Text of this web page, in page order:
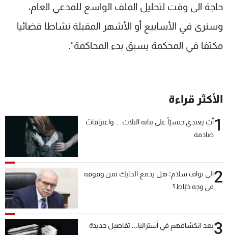
حاجة الى وقت لتحليل الملف الواسع للمدعي العام،
وسنرى في الأسابيع أو الأشهر المقبلة نشاطا قضائيا
مكثفا في المحكمة يسبق بدء المحاكمة".
الأكثر قراءة
1أبٌ يعتدي جنسيّاً على بناته الثلاث… واعترافاتٌ
صادمة
2الى نواف سلام: هل يدفع الحايك ثمن وقوفه
في وجه خيّاط؟
3بعد انكشافهم في أستراليا... تفاصيل جديدة